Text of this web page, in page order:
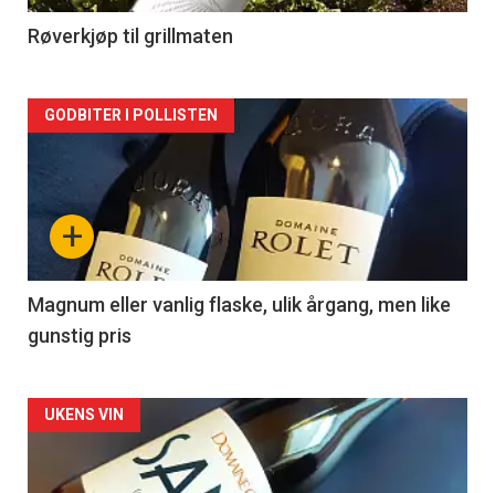
2
Røverkjøp til grillmaten
Forsiden
akkurat
nå
3
+
GODBITER I POLLISTEN
Magnum eller vanlig flaske, ulik årgang, men like
gunstig pris
Forsiden
akkurat
UKENS VIN